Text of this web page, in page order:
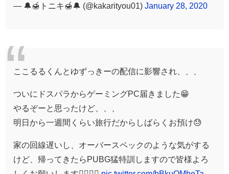
— 🔔🍯トニキ🍯🔔 (@kakarityou01) January 28, 2020
ここるるくんとゆずっきーの配信に影響され、、、
ついにドスパラからゲーミングPC届きました😁
やるぞーと思ったけど、、、
明日から一週間くらい旅行だからしばらくお預け😓
家の回線遅いし、オーバースペックのような気がする
けど、帰ってきたらPUBG猛特訓しますので皆様よろ